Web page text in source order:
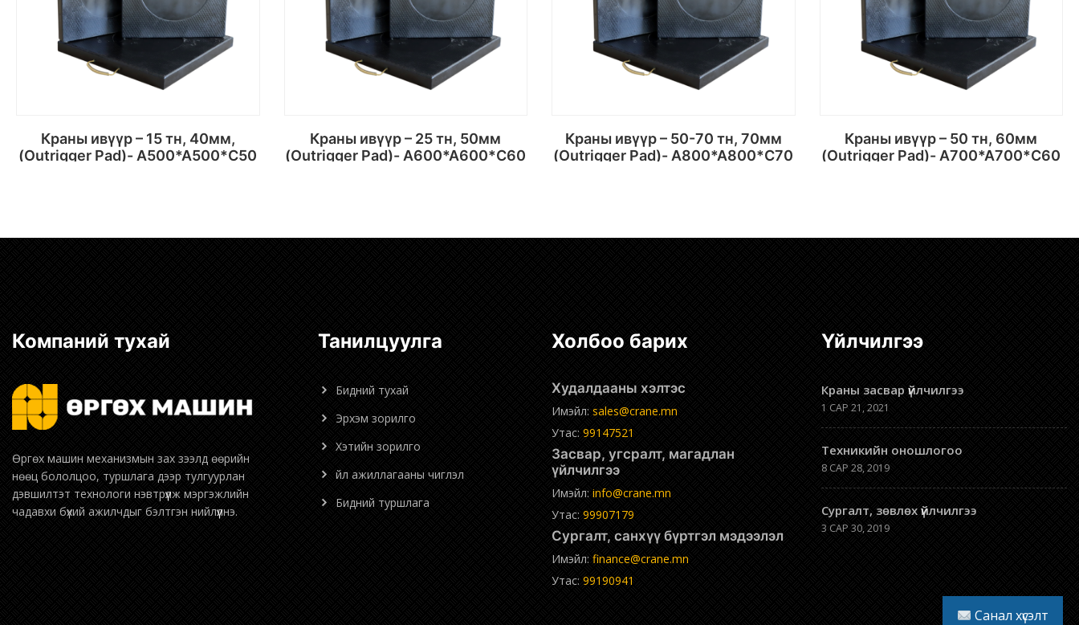
Краны ивүүр – 15 тн, 40мм,
(Outrigger Pad)- A500*A500*C50
Краны ивүүр – 25 тн, 50мм
(Outrigger Pad)- A600*A600*C60
Краны ивүүр – 50-70 тн, 70мм
(Outrigger Pad)- A800*A800*C70
Краны ивүүр – 50 тн, 60мм
(Outrigger Pad)- A700*A700*C60
Компаний тухай
Өргөх машин механизмын зах зээлд өөрийн
нөөц бололцоо, туршлага дээр тулгуурлан
дэвшилтэт технологи нэвтрүүлж мэргэжлийн
чадавхи бүхий ажилчдыг бэлтгэн нийлүүлнэ.
Танилцуулга
Бидний тухай
Эрхэм зорилго
Хэтийн зорилго
Үйл ажиллагааны чиглэл
Бидний туршлага
Холбоо барих
Худалдааны хэлтэс
Имэйл: sales@crane.mn
Утас: 99147521
Засвар, угсралт, магадлан
үйлчилгээ
Имэйл: info@crane.mn
Утас: 99907179
Сургалт, санхүү бүртгэл мэдээлэл
Имэйл: finance@crane.mn
Утас: 99190941
Үйлчилгээ
Краны засвар үйлчилгээ
1 САР 21, 2021
Техникийн оношлогоо
8 САР 28, 2019
Сургалт, зөвлөх үйлчилгээ
3 САР 30, 2019
Санал хүсэлт